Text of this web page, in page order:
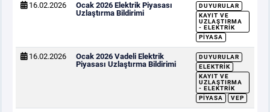
16.02.2026
Ocak 2026 Elektrik Piyasası
Uzlaştırma Bildirimi
DUYURULAR
KAYIT VE
UZLAŞTIRMA
- ELEKTRIK
PIYASA
16.02.2026
Ocak 2026 Vadeli Elektrik
Piyasası Uzlaştırma Bildirimi
DUYURULAR
ELEKTRIK
KAYIT VE
UZLAŞTIRMA
- ELEKTRIK
PIYASA
VEP